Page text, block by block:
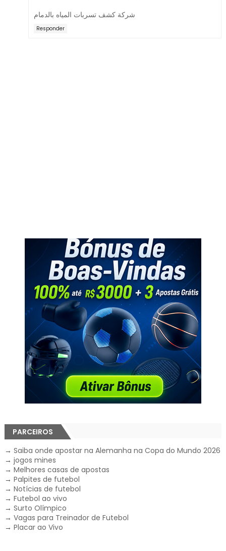
شركة كشف تسربات المياه بالدمام
Responder
PARCEIROS
→ Saiba onde apostar na Alemanha na Copa do Mundo 2026
→ jogos mines
→ Melhores casas de apostas
→ Palpites de futebol
→ Notícias de futebol
→ Futebol ao vivo
→ Surto Olímpico
→ Vagas para Treinador de Futebol
→ Placar ao Vivo